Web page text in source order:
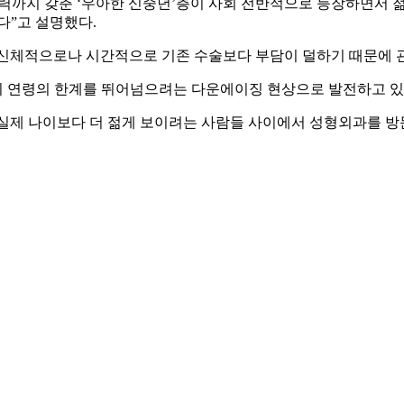
지 갖춘 ‘우아한 신중년’층이 사회 전반적으로 등장하면서
”고 설명했다.
적으로나 시간적으로 기존 수술보다 부담이 덜하기 때문에
령의 한계를 뛰어넘으려는 다운에이징 현상으로 발전하고
나이보다 더 젊게 보이려는 사람들 사이에서 성형외과를